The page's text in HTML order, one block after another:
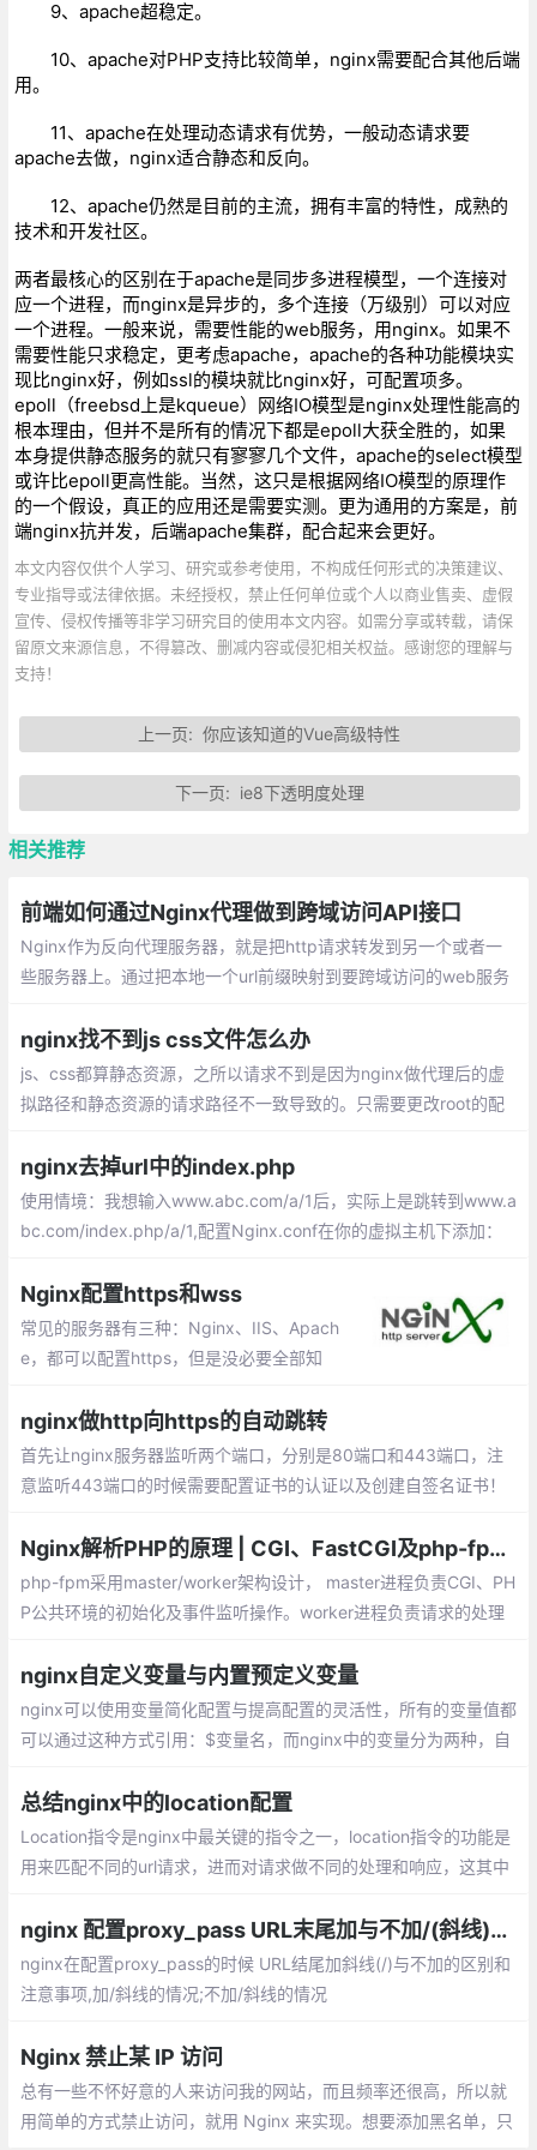
9、apache超稳定。
10、apache对PHP支持比较简单，nginx需要配合其他后端
用。
11、apache在处理动态请求有优势，一般动态请求要
apache去做，nginx适合静态和反向。
12、apache仍然是目前的主流，拥有丰富的特性，成熟的
技术和开发社区。
两者最核心的区别在于apache是同步多进程模型，一个连接对
应一个进程，而nginx是异步的，多个连接（万级别）可以对应
一个进程。一般来说，需要性能的web服务，用nginx。如果不
需要性能只求稳定，更考虑apache，apache的各种功能模块实
现比nginx好，例如ssl的模块就比nginx好，可配置项多。
epoll（freebsd上是kqueue）网络IO模型是nginx处理性能高的
根本理由，但并不是所有的情况下都是epoll大获全胜的，如果
本身提供静态服务的就只有寥寥几个文件，apache的select模型
或许比epoll更高性能。当然，这只是根据网络IO模型的原理作
的一个假设，真正的应用还是需要实测。更为通用的方案是，前
端nginx抗并发，后端apache集群，配合起来会更好。
本文内容仅供个人学习、研究或参考使用，不构成任何形式的决策建议、
专业指导或法律依据。未经授权，禁止任何单位或个人以商业售卖、虚假
宣传、侵权传播等非学习研究目的使用本文内容。如需分享或转载，请保
留原文来源信息，不得篡改、删减内容或侵犯相关权益。感谢您的理解与
支持！
上一页:你应该知道的Vue高级特性
下一页: ie8下透明度处理
相关推荐
前端如何通过Nginx代理做到跨域访问API接口
Nginx作为反向代理服务器，就是把http请求转发到另一个或者一
些服务器上。通过把本地一个url前缀映射到要跨域访问的web服务
务器上的一个url
nginx找不到js css文件怎么办
js、css都算静态资源，之所以请求不到是因为nginx做代理后的虚
拟路径和静态资源的请求路径不一致导致的。只需要更改root的配
nginx去掉url中的index.php
使用情境：我想输入www.abc.com/a/1后，实际上是跳转到www.a
bc.com/index.php/a/1,配置Nginx.conf在你的虚拟主机下添加：
Nginx配置https和wss
常见的服务器有三种：Nginx、IIS、Apach
e，都可以配置https，但是没必要全部知
会配置Nginx就足够了。在/etc/nginx/conf.
d目录下新建https.conf
nginx做http向https的自动跳转
首先让nginx服务器监听两个端口，分别是80端口和443端口，注
意监听443端口的时候需要配置证书的认证以及创建自签名证书！
出了两个server的配置，可以直接复制到http块中。
Nginx解析PHP的原理 | CGI、FastCGI及php-fpm的关系
php-fpm采用master/worker架构设计， master进程负责CGI、PH
P公共环境的初始化及事件监听操作。worker进程负责请求的处理
这也是php-fpm性能优异的原因之一
nginx自定义变量与内置预定义变量
nginx可以使用变量简化配置与提高配置的灵活性，所有的变量值都
可以通过这种方式引用：$变量名，而nginx中的变量分为两种，自
总结nginx中的location配置
Location指令是nginx中最关键的指令之一，location指令的功能是
用来匹配不同的url请求，进而对请求做不同的处理和响应，这其中
说明。
nginx 配置proxy_pass URL末尾加与不加/(斜线)的区别
nginx在配置proxy_pass的时候 URL结尾加斜线(/)与不加的区别和
注意事项,加/斜线的情况;不加/斜线的情况
Nginx 禁止某 IP 访问
总有一些不怀好意的人来访问我的网站，而且频率还很高，所以就
用简单的方式禁止访问，就用 Nginx 来实现。想要添加黑名单，只